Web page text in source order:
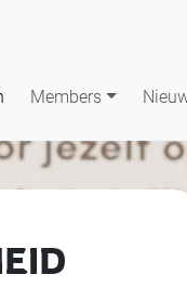
Members